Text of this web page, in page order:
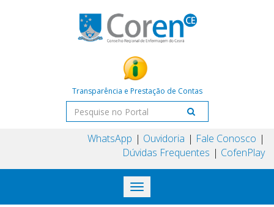
Transparência e Prestação de Contas
WhatsApp Ouvidoria
Fale Conosco
Dúvidas Frequentes
CofenPlay
Toggle
navigation